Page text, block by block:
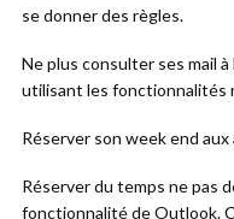
se donner des règles.
Ne plus consulter ses mail
utilisant les fonctionnalités
Réserver son week end
Réserver du temps ne pas
fonctionnalité de Outlook.